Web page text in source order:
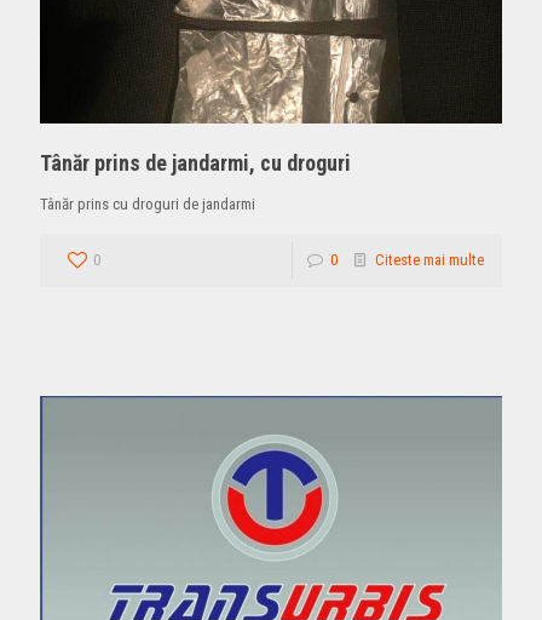
Tânăr prins de jandarmi, cu droguri
Tânăr prins cu droguri de jandarmi
0 0 Citeste mai multe